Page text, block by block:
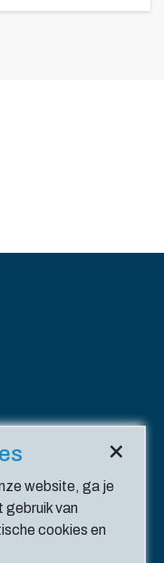
×
website, ga je
gebruik van
cookies en